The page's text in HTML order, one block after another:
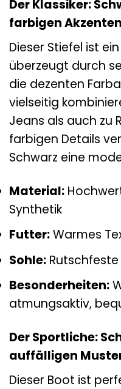
Der Klassiker:
farbigen Akzenten
Dieser Stiefel ist
überzeugt durch
die dezenten
vielseitig
Jeans als auch zu
farbigen Details
Schwarz eine
Material:
Synthetik
Futter:Warmes
Sohle:
Besonderheiten:
atmungsaktiv,
Der Sportliche:
auffälligen
Dieser Boot ist